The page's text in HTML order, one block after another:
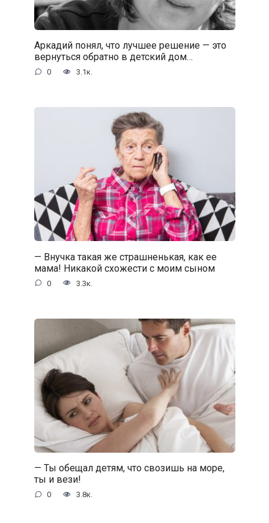
Аркадий понял, что лучшее решение — это
вернуться обратно в детский дом…
0 3.1к.
— Внучка такая же страшненькая, как ее
мама! Никакой схожести с моим сыном
0 3.3к.
— Ты обещал детям, что свозишь на море,
ты и вези!
0 3.8к.